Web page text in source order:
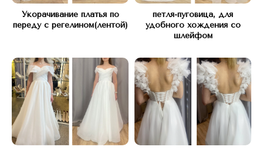
Укорачивание платья по
переду с регелином(лентой)
петля-пуговица, для
удобного хождения со
шлейфом
Часы работы:
+7(977) 748 45 45
Телефон:
*Instagram запрещен в РФ (Meta*
признана экстремистской организацией)